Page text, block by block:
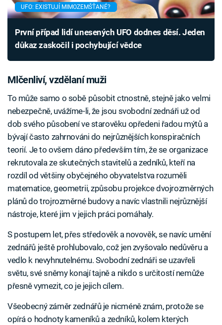
UFO: EXISTUJÍ MIMOZEMŠŤANÉ?
První případ lidí unesených UFO dodnes děsí. Jeden
důkaz zaskočil i pochybující vědce
Mlčenliví, vzdělaní muži
To může samo o sobě působit ctnostně, stejně jako velmi
nebezpečně, uvážíme-li, že jsou svobodní zednáři už od
dob svého působení ve starověku opředeni řadou mýtů a
bývají často zahrnováni do nejrůznějších konspiračních
teorií. Je to ovšem dáno především tím, že se organizace
rekrutovala ze skutečných stavitelů a zedníků, kteří na
rozdíl od většiny obyčejného obyvatelstva rozuměli
matematice, geometrii, způsobu projekce dvojrozměrných
plánů do trojrozměrné budovy a navíc vlastnili nejrůznější
nástroje, které jim v jejich práci pomáhaly.
S postupem let, přes středověk a novověk, se navíc umění
zednářů ještě prohlubovalo, což jen zvyšovalo nedůvěru a
vedlo k nevyhnutelnému. Svobodní zednáři se uzavřeli
světu, své sněmy konají tajně a nikdo s určitostí nemůže
přesně vymezit, co je jejich cílem.
Všeobecný záměr zednářů je nicméně znám, protože se
opírá o hodnoty kameníků a zedníků, kolem kterých